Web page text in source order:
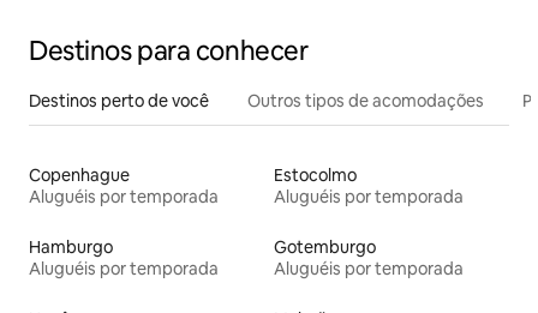
Destinos para conhecer
Destinos perto de você Outros tipos de acomodações
Copenhague
Aluguéis por temporada
Estocolmo
Aluguéis por temporada
Hamburgo
Aluguéis por temporada
Gotemburgo
Aluguéis por temporada